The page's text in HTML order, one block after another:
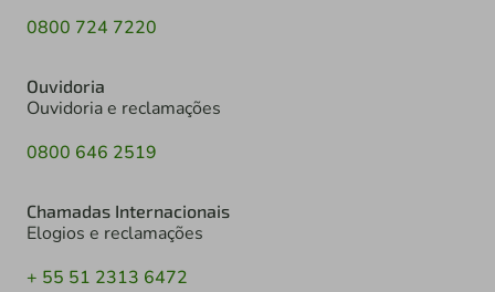
0800 724 7220
Ouvidoria
Ouvidoria e reclamações
0800 646 2519
Chamadas Internacionais
Elogios e reclamações
+ 55 51 2313 6472